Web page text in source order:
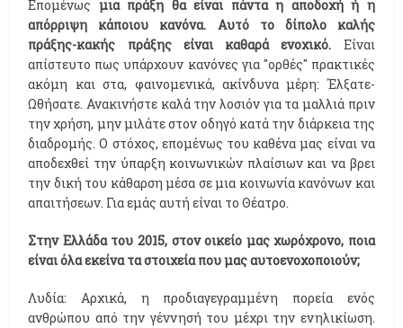
Επομένως μια πράξη θα είναι πάντα η αποδοχή ή η
απόρριψη κάποιου κανόνα. Αυτό το δίπολο καλής
πράξης-κακής πράξης είναι καθαρά ενοχικό. Είναι
απίστευτο πως υπάρχουν κανόνες για "ορθές" πρακτικές
ακόμη και στα, φαινομενικά, ακίνδυνα μέρη: Έλξατε-
Ωθήσατε. Ανακινήστε καλά την λοσιόν για τα μαλλιά πριν
την χρήση, μην μιλάτε στον οδηγό κατά την διάρκεια της
διαδρομής. Ο στόχος, επομένως του καθένα μας είναι να
αποδεχθεί την ύπαρξη κοινωνικών πλαίσιων και να βρει
την δική του κάθαρση μέσα σε μια κοινωνία κανόνων και
απαιτήσεων. Για εμάς αυτή είναι το Θέατρο.
Στην Ελλάδα του 2015, στον οικείο μας χωρόχρονο, ποια
είναι όλα εκείνα τα στοιχεία που μας αυτοενοχοποιούν;
Λυδία: Αρχικά, η προδιαγεγραμμένη πορεία ενός
ανθρώπου από την γέννησή του μέχρι την ενηλικίωση.